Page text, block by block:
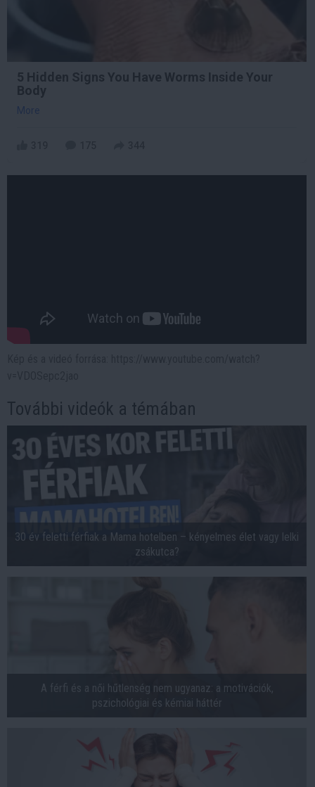
5 Hidden Signs You Have Worms Inside Your
Body
More
További videók a témában
30 év feletti férfiak a Mama hotelben – kényelmes élet vagy lelki
zsákutca?
A férfi és a női hűtlenség nem ugyanaz: a motivációk,
pszichológiai és kémiai háttér